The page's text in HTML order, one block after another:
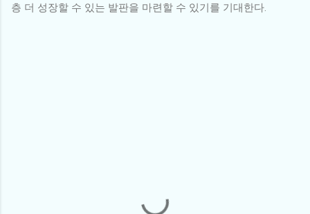
층 더 성장할 수 있는 발판을 마련할 수 있기를 기대한다.